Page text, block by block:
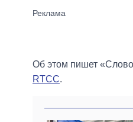
Об этом пишет
RTCC.